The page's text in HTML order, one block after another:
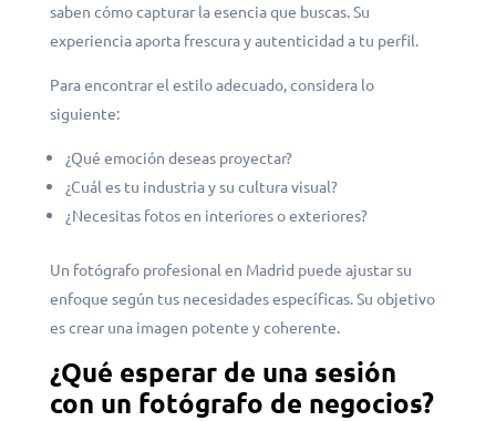
saben cómo capturar la esencia que buscas. Su
experiencia aporta frescura y autenticidad a tu perfil.
Para encontrar el estilo adecuado, considera lo
siguiente:
¿Qué emoción deseas proyectar?
¿Cuál es tu industria y su cultura visual?
¿Necesitas fotos en interiores o exteriores?
Un fotógrafo profesional en Madrid puede ajustar su
enfoque según tus necesidades específicas. Su objetivo
es crear una imagen potente y coherente.
¿Qué esperar de una sesión
con un fotógrafo de negocios?